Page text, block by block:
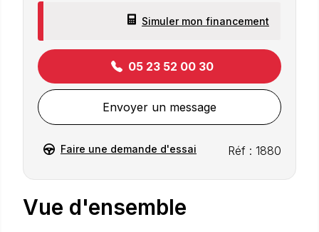
Simuler mon financement
05 23 52 00 30
Envoyer un message
Faire une demande d'essai Réf : 1880
Vue d'ensemble